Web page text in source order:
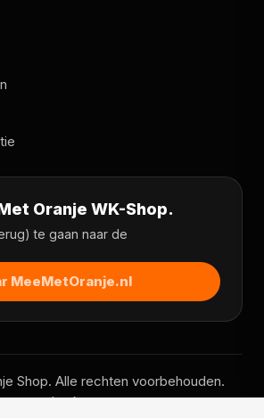
Oranje WK-Shop.
te gaan naar de
MeeMetOranje.nl
Shop. Alle rechten voorbehouden.
kunnen per partner